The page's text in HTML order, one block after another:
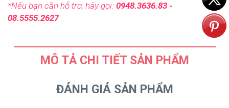
*Nếu bạn cần hỗ trợ, hãy gọi: 0948.3636.83 -
08.5555.2627
MÔ TẢ CHI TIẾT SẢN PHẨM
ĐÁNH GIÁ SẢN PHẨM